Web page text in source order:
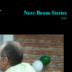
Next Boom Sixties
>>